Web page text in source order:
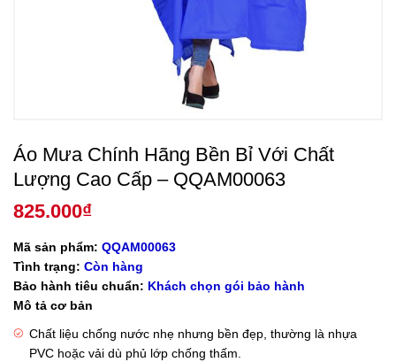
Áo Mưa Chính Hãng Bền Bỉ Với Chất
Lượng Cao Cấp – QQAM00063
825.000₫
Mã sản phẩm: QQAM00063
Tình trạng: Còn hàng
Bảo hành tiêu chuẩn: Khách chọn gói bảo hành
Mô tả cơ bản
Chất liệu chống nước nhẹ nhưng bền đẹp, thường là nhựa
PVC hoặc vải dù phủ lớp chống thấm.